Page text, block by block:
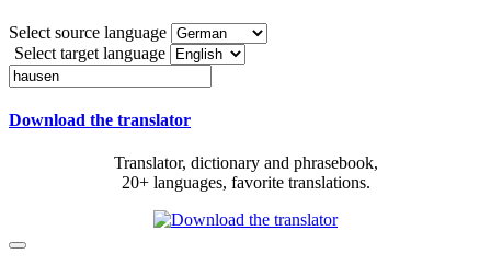
Select source language
Select target language
Download the translator
Translator, dictionary and phrasebook,
20+ languages, favorite translations.